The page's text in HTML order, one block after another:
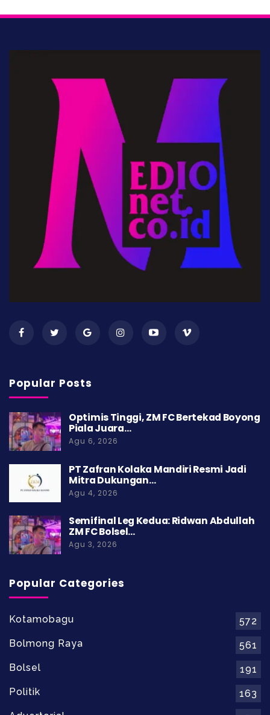
Popular Posts
Optimis Tinggi, ZM FC Bertekad Boyong
Piala Juara…
Agu 6, 2026
PT Zafran Kolaka Mandiri Resmi Jadi
Mitra Dukungan…
Agu 4, 2026
Semifinal Leg Kedua: Ridwan Abdullah
ZM FC Bolsel…
Agu 3, 2026
Popular Categories
Kotamobagu
572
Bolmong Raya
561
Bolsel
191
Politik
163